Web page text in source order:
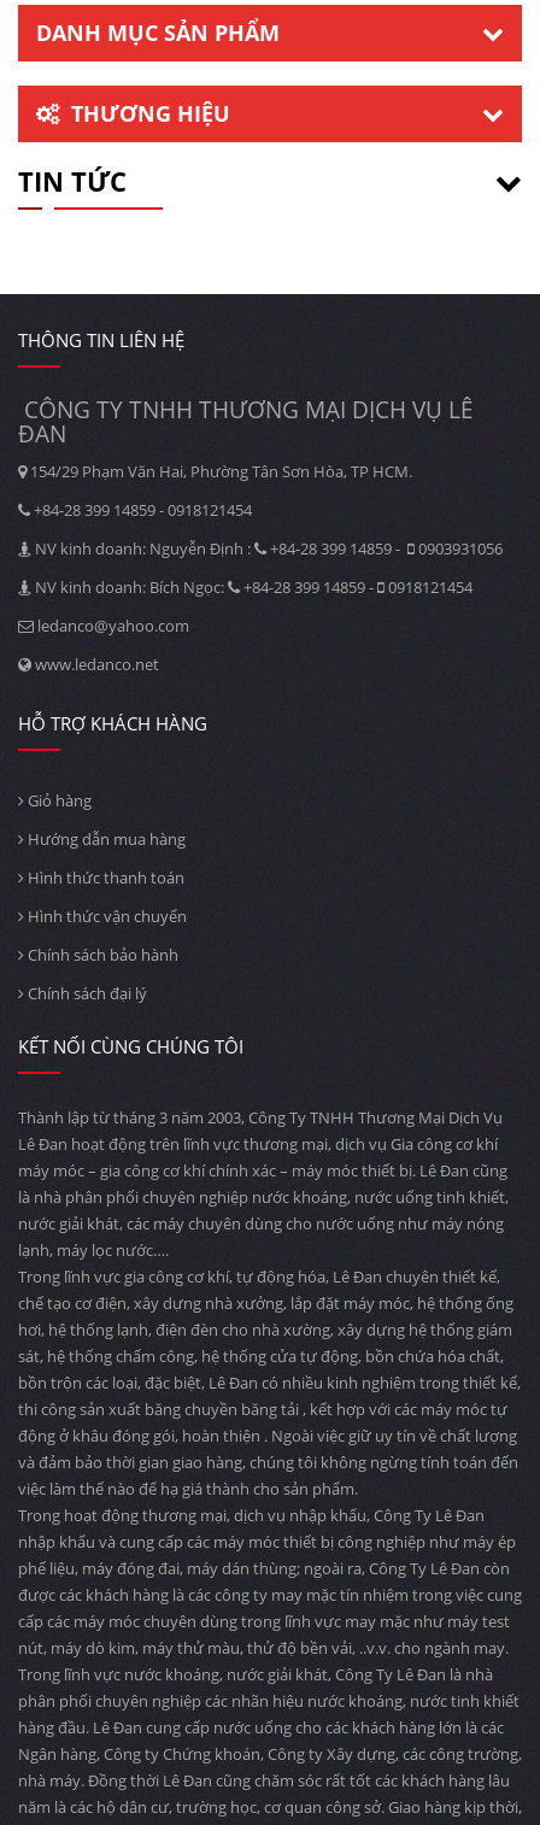
DANH MỤC SẢN PHẨM
THƯƠNG HIỆU
TIN TỨC
THÔNG TIN LIÊN HỆ
CÔNG TY TNHH THƯƠNG MẠI DỊCH VỤ LÊ
ĐAN
154/29 Phạm Văn Hai, Phường Tân Sơn Hòa, TP HCM.
+84-28 399 14859 - 0918121454
NV kinh doanh: Nguyễn Định :
+84-28 399 14859 -
0903931056
NV kinh doanh: Bích Ngọc:
+84-28 399 14859 -
0918121454
ledanco@yahoo.com
www.ledanco.net
HỖ TRỢ KHÁCH HÀNG
Giỏ hàng
Hướng dẫn mua hàng
Hình thức thanh toán
Hình thức vận chuyển
Chính sách bảo hành
Chính sách đại lý
KẾT NỐI CÙNG CHÚNG TÔI
Thành lập từ tháng 3 năm 2003, Công Ty TNHH Thương Mại Dịch Vụ
Lê Đan hoạt động trên lĩnh vực thương mại, dịch vụ Gia công cơ khí
máy móc – gia công cơ khí chính xác – máy móc thiết bị. Lê Đan cũng
là nhà phân phối chuyên nghiệp nước khoáng, nước uống tinh khiết,
nước giải khát, các máy chuyên dùng cho nước uống như máy nóng
lạnh, máy lọc nước….
Trong lĩnh vực gia công cơ khí, tự động hóa, Lê Đan chuyên thiết kế,
chế tạo cơ điện, xây dựng nhà xưởng, lắp đặt máy móc, hệ thống ống
hơi, hệ thống lạnh, điện đèn cho nhà xường, xây dựng hệ thống giám
sát, hệ thống chấm công, hệ thống cửa tự động, bồn chứa hóa chất,
bồn trộn các loại, đặc biệt, Lê Đan có nhiều kinh nghiệm trong thiết kế,
thi công sản xuất băng chuyền băng tải , kết hợp với các máy móc tự
động ở khâu đóng gói, hoàn thiện . Ngoài việc giữ uy tín về chất lượng
và đảm bảo thời gian giao hàng, chúng tôi không ngừng tính toán đến
việc làm thế nào để hạ giá thành cho sản phẩm.
Trong hoạt động thương mại, dịch vụ nhập khẩu, Công Ty Lê Đan
nhập khẩu và cung cấp các máy móc thiết bị công nghiệp như máy ép
phế liệu, máy đóng đai, máy dán thùng; ngoài ra, Công Ty Lê Đan còn
được các khách hàng là các công ty may mặc tín nhiệm trong việc cung
cấp các máy móc chuyên dùng trong lĩnh vực may mặc như máy test
nút, máy dò kim, máy thử màu, thử độ bền vải, ..v.v. cho ngành may.
Trong lĩnh vực nước khoáng, nước giải khát, Công Ty Lê Đan là nhà
phân phối chuyên nghiệp các nhãn hiệu nước khoáng, nước tinh khiết
hàng đầu. Lê Đan cung cấp nước uống cho các khách hàng lớn là các
Ngân hàng, Công ty Chứng khoán, Công ty Xây dựng, các công trường,
nhà máy. Đồng thời Lê Đan cũng chăm sóc rất tốt các khách hàng lâu
năm là các hộ dân cư, trường học, cơ quan công sở. Giao hàng kịp thời,